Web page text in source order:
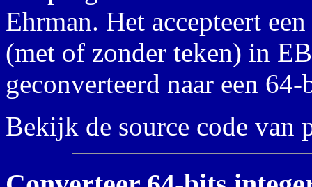
Ehrman. Het accepteert
(met of zonder teken) in
geconverteerd naar een
Bekijk de source code van